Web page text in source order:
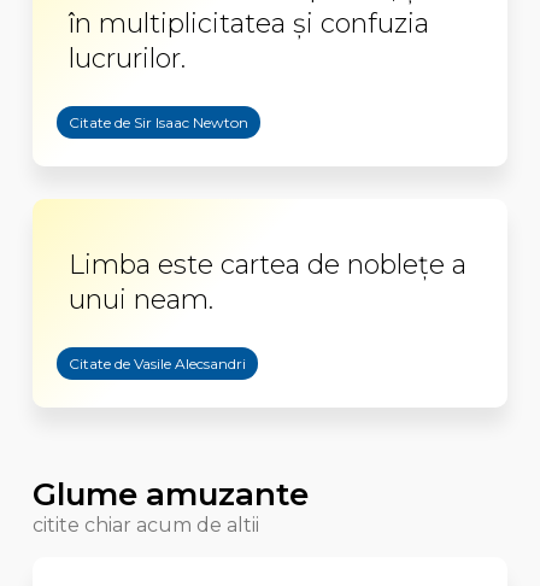
în multiplicitatea şi confuzia
lucrurilor.
Citate de Sir Isaac Newton
Limba este cartea de nobleţe a
unui neam.
Citate de Vasile Alecsandri
Glume amuzante
citite chiar acum de altii